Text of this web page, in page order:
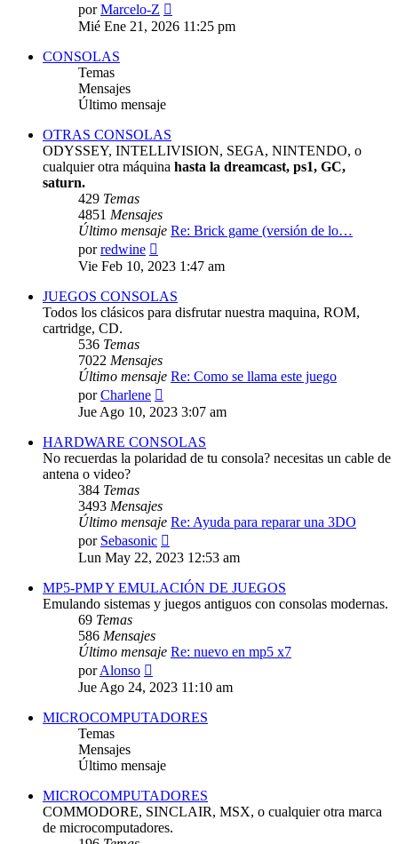
porMarcelo-Z
último
Mié Ene 21, 2026 11:25 pm
CONSOLAS
Temas
Mensajes
Último mensaje
OTRAS CONSOLAS
ODYSSEY, INTELLIVISION, SEGA, NINTENDO, o
cualquier otra máquina hasta la dreamcast, ps1, GC,
saturn.
429 Temas
4851 Mensajes
Último mensaje Re: Brick game (versión de lo…
porredwine
último
Vie Feb 10, 2023 1:47 am
JUEGOS CONSOLAS
Todos los clásicos para disfrutar nuestra maquina, ROM,
cartridge, CD.
536 Temas
7022 Mensajes
Último mensaje Re: Como se llama este juego
porCharlene
último
Jue Ago 10, 2023 3:07 am
HARDWARE CONSOLAS
No recuerdas la polaridad de tu consola? necesitas un cable de
antena o video?
384 Temas
3493 Mensajes
Último mensaje Re: Ayuda para reparar una 3DO
por Sebasonic
último
Lun May 22, 2023 12:53 am
MP5-PMP Y EMULACIÓN DE JUEGOS
Emulando sistemas y juegos antiguos con consolas modernas.
69 Temas
586 Mensajes
Último mensaje Re: nuevo en mp5 x7
porAlonso
último
Jue Ago 24, 2023 11:10 am
MICROCOMPUTADORES
Temas
Mensajes
Último mensaje
MICROCOMPUTADORES
COMMODORE, SINCLAIR, MSX, o cualquier otra marca
de microcomputadores.